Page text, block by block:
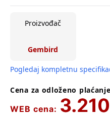
Proizvođač
Gembird
Pogledaj kompletnu
Cena za odloženo
WEB cena: 3.210